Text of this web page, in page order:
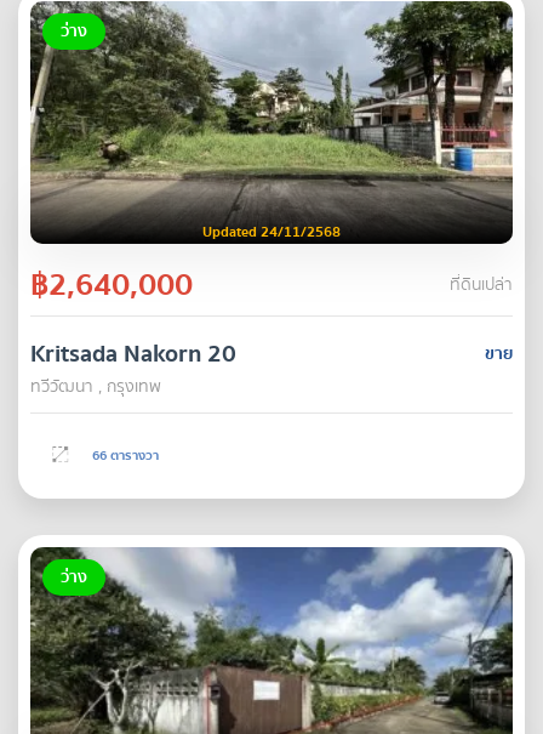
ว่าง
Updated 24/11/2568
฿2,640,000 ที่ดินเปล่า
ขาย
Kritsada​ Nakorn​ 20
ทวีวัฒนา , กรุงเทพ
66 ตารางวา
ว่าง